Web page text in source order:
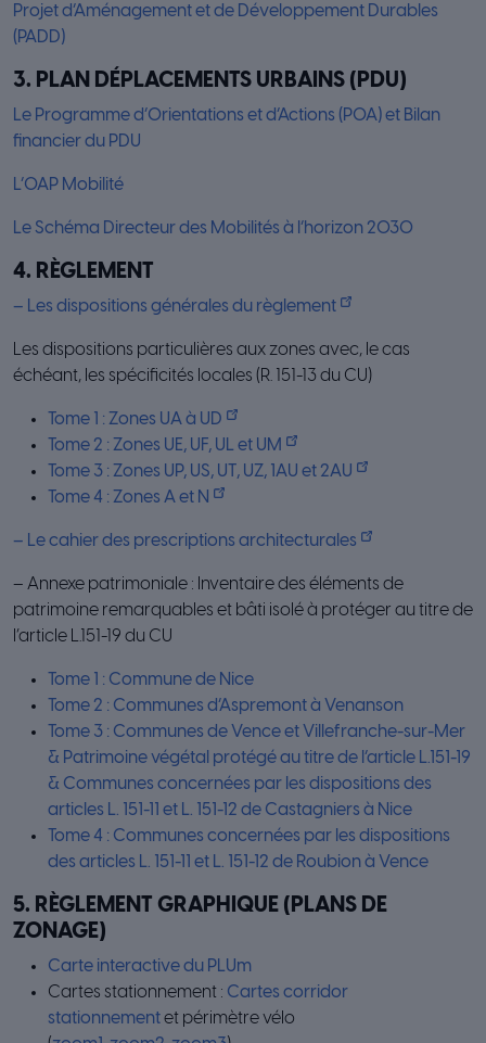
Projet d’Aménagement et de Développement Durables
(PADD)
3. PLAN DÉPLACEMENTS URBAINS (PDU)
Le Programme d’Orientations et d’Actions (POA) et Bilan
financier du PDU
L’OAP Mobilité
Le Schéma Directeur des Mobilités à l’horizon 2030
4. RÈGLEMENT
– Les dispositions générales du règlement
Les dispositions particulières aux zones avec, le cas
échéant, les spécificités locales (R. 151-13 du CU)
Tome 1 : Zones UA à UD
Tome 2 : Zones UE, UF, UL et UM
Tome 3 : Zones UP, US, UT, UZ, 1AU et 2AU
Tome 4 : Zones A et N
– Le cahier des prescriptions architecturales
– Annexe patrimoniale : Inventaire des éléments de
patrimoine remarquables et bâti isolé à protéger au titre de
l’article L.151-19 du CU
Tome 1 : Commune de Nice
Tome 2 : Communes d’Aspremont à Venanson
Tome 3 : Communes de Vence et Villefranche-sur-Mer
& Patrimoine végétal protégé au titre de l’article L.151-19
& Communes concernées par les dispositions des
articles L. 151-11 et L. 151-12 de Castagniers à Nice
Tome 4 : Communes concernées par les dispositions
des articles L. 151-11 et L. 151-12 de Roubion à Vence
5. RÈGLEMENT GRAPHIQUE (PLANS DE
ZONAGE)
Carte interactive du PLUm
Cartes stationnement : Cartes corridor
stationnementet périmètre vélo